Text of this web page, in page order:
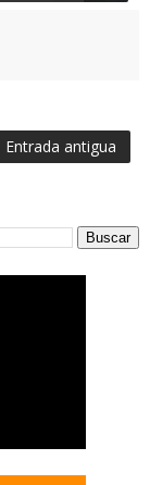
Entrada antigua